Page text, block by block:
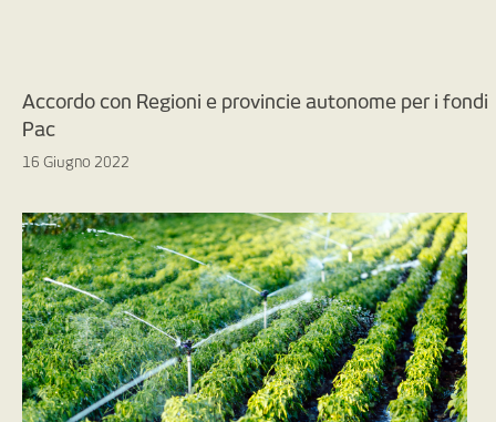
Accordo con Regioni e provincie autonome per i fondi
Pac
16 Giugno 2022